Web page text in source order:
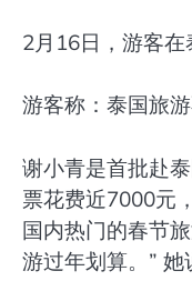
2月16日，游客
游客称：泰国旅
谢小青是首批赴
票花费近7000元
国内热门的春节
游过年划算。” 她